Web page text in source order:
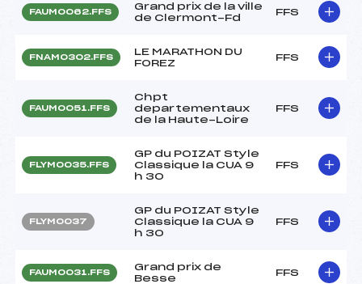
FAUM0062.FFS
Grand prix de la ville
de Clermont-Fd
FFS
FNAM0302.FFS
LE MARATHON DU
FOREZ
FFS
FAUM0051.FFS
Chpt
departementaux
de la Haute-Loire
FFS
FLYM0035.FFS
GP du POIZAT Style
Classique la CUA 9
h 30
FFS
FLYM0037
GP du POIZAT Style
Classique la CUA 9
h 30
FFS
FAUM0031.FFS
Grand prix de
Besse
FFS